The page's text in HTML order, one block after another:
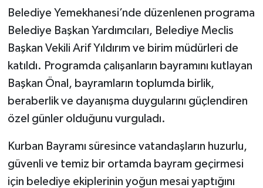
Belediye Yemekhanesi’nde düzenlenen programa
Belediye Başkan Yardımcıları, Belediye Meclis
Başkan Vekili Arif Yıldırım ve birim müdürleri de
katıldı. Programda çalışanların bayramını kutlayan
Başkan Önal, bayramların toplumda birlik,
beraberlik ve dayanışma duygularını güçlendiren
özel günler olduğunu vurguladı.
Kurban Bayramı süresince vatandaşların huzurlu,
güvenli ve temiz bir ortamda bayram geçirmesi
için belediye ekiplerinin yoğun mesai yaptığını